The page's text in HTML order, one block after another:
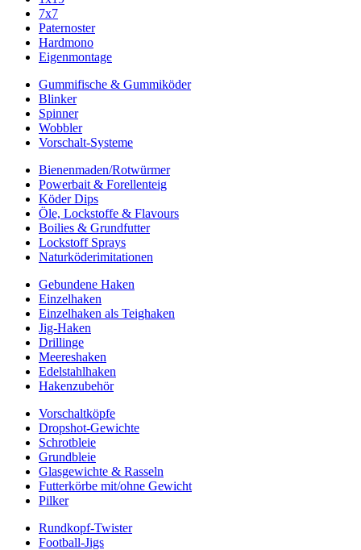
7x7
Paternoster
Hardmono
Eigenmontage
Gummifische & Gummiköder
Blinker
Spinner
Wobbler
Vorschalt-Systeme
Bienenmaden/Rotwürmer
Powerbait & Forellenteig
Köder Dips
Öle, Lockstoffe & Flavours
Boilies & Grundfutter
Lockstoff Sprays
Naturköderimitationen
Gebundene Haken
Einzelhaken
Einzelhaken als Teighaken
Jig-Haken
Drillinge
Meereshaken
Edelstahlhaken
Hakenzubehör
Vorschaltköpfe
Dropshot-Gewichte
Schrotbleie
Grundbleie
Glasgewichte & Rasseln
Futterkörbe mit/ohne Gewicht
Pilker
Rundkopf-Twister
Football-Jigs